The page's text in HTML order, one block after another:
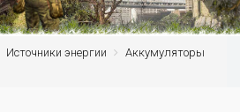
Источники энергии
Аккумуляторы